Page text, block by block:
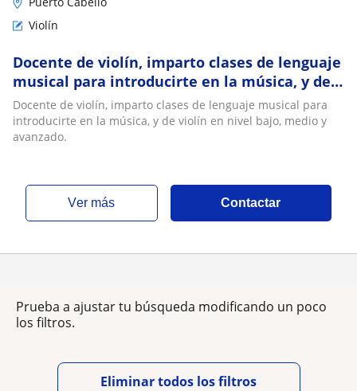
Violín
Docente de violín, imparto clases de lenguaje
musical para introducirte en la música, y de
violín en nivel bajo, medio y avanzado
Docente de violín, imparto clases de lenguaje musical para
introducirte en la música, y de violín en nivel bajo, medio y
avanzado.
ver más Contactar
Prueba a ajustar tu búsqueda modificando un poco
los filtros.
Eliminar todos los filtros